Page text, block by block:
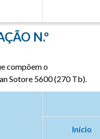
N.º
compõem o
Sotore 5600 (270 Tb).
Início